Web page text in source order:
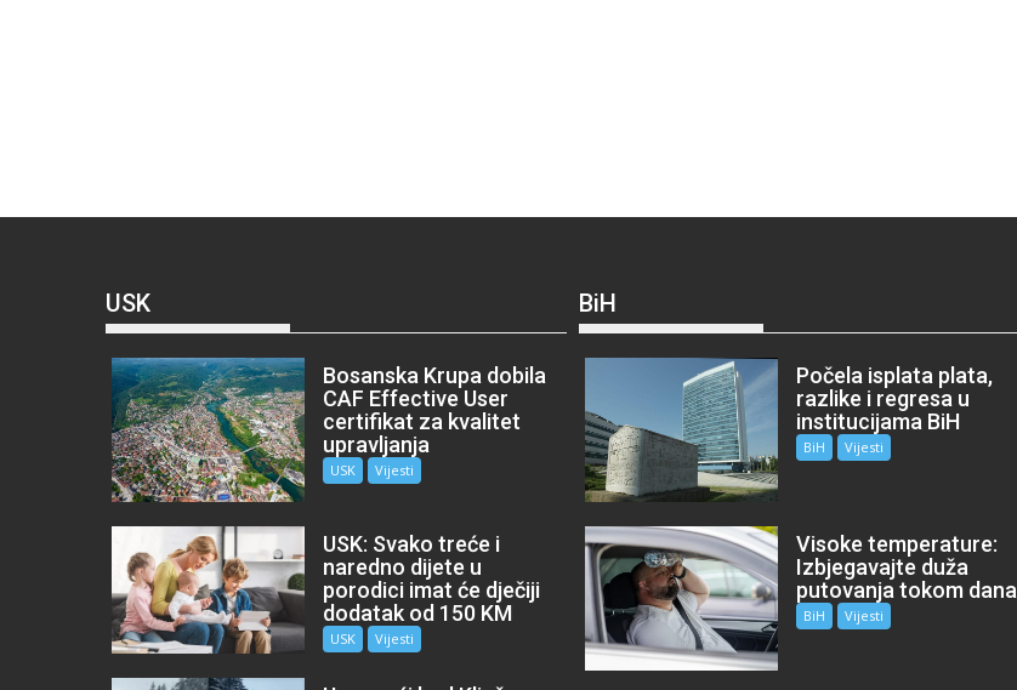
USK
Bosanska Krupa dobila
CAF Effective User
certifikat za kvalitet
upravljanja
USK Vijesti
USK: Svako treće i
naredno dijete u
porodici imat će dječiji
dodatak od 150 KM
USK Vijesti
BiH
Počela isplata plata,
razlike i regresa u
institucijama BiH
BiH Vijesti
Visoke temperature:
Izbjegavajte duža
putovanja tokom dana
BiH Vijesti